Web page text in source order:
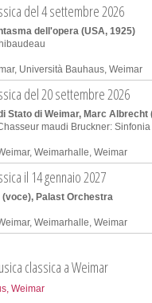
del 4 settembre 2026
dell'opera (USA, 1925)
Università Bauhaus, Weimar
del 20 settembre 2026
Stato di Weimar, Marc
maudi Bruckner:
Weimarhalle, Weimar
il 14 gennaio 2027
(voce), Palast Orchestra
Weimarhalle, Weimar
classica a Weimar
Weimar